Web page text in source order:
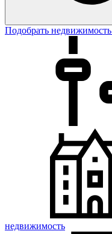
Подобрать недвижимость
недвижимость